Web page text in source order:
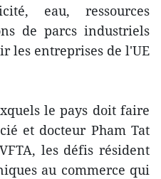
eau, ressources
de parcs industriels
les entreprises de l'UE
le pays doit faire
et docteur Pham Tat
les défis résident
au commerce qui